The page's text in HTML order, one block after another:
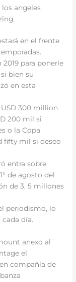
angeles
en el frente
para ponerle
bien su
en esta
300 million
200 mil si
o la Copa
fifty mil si deseo
entra sobre
de agosto del
de 3, 5 millones
periodismo, lo
día.
anexo al
el
compañía de